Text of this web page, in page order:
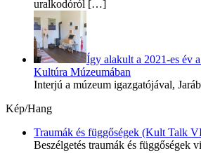
uralkodóról […]
Így alakult a 2021-es év
Kultúra Múzeumában
Interjú a múzeum igazgatójával,
Kép/Hang
Traumák és függőségek (Kult Talk
Beszélgetés traumák és függőségek